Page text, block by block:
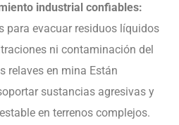
industrial confiables:
para evacuar residuos líquidos
ni contaminación del
relaves en mina Están
sustancias agresivas y
en terrenos complejos.